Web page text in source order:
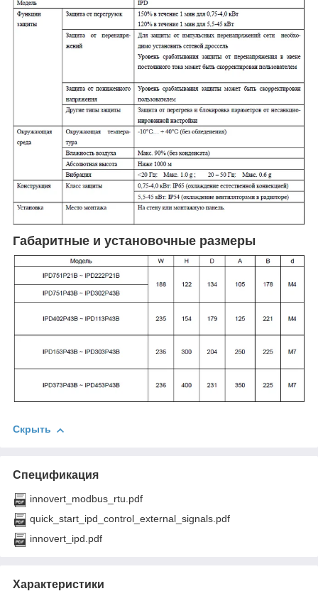
Габаритные и установочные размеры
Скрыть
Спецификация
innovert_modbus_rtu.pdf
quick_start_ipd_control_external_signals.pdf
innovert_ipd.pdf
Характеристики